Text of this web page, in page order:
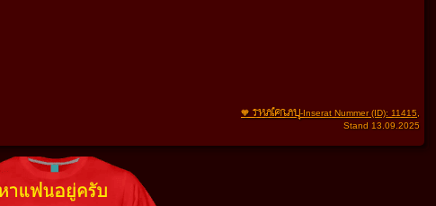
🧡 THAIFRAU-Inserat Nummer (ID): 11415,
Stand 13.09.2025